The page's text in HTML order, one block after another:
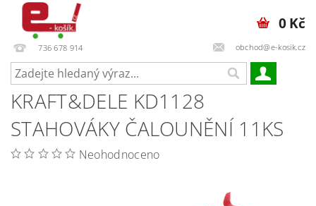
736 678 914 obchod@e-kosik.cz
0 Kč
KRAFT&DELE KD1128
STAHOVÁKY ČALOUNĚNÍ 11KS
Neohodnoceno